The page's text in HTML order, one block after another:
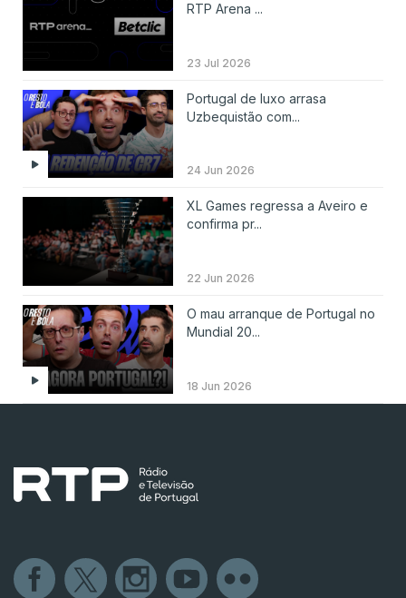
RTP Arena ...
23 Jul 2026
Portugal de luxo arrasa
Uzbequistão com...
24 Jun 2026
XL Games regressa a Aveiro e
confirma pr...
22 Jun 2026
O mau arranque de Portugal no
Mundial 20...
18 Jun 2026